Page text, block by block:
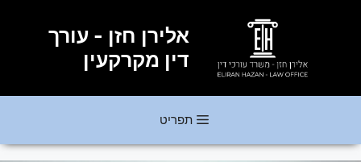
אלירן חזן - עורך
דין מקרקעין
תפריט